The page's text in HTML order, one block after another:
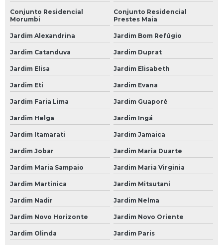
Borracharia 24 Horas no Morumbi
Borracharia 24 Horas SP
Borracheiro 24 Horas
Centro Automotivo
Mecânica Automotiva
Mecânica Automotiva em São Paulo
Mecânica Automotiva em SP
Mecânica Automotiva na Avenida do Estado
Mecânica Automotiva na Paulista
Mecânica Automotiva na Zona Leste
Mecânica Automotiva na Zona Norte
Mecânica Automotiva na Zona Oeste
Conjunto Residencial
Morumbi
Conjunto Residencial
Prestes Maia
Jardim Alexandrina Jardim Bom Refúgio
Jardim Catanduva Jardim Duprat
Jardim Elisa Jardim Elisabeth
Jardim Eti Jardim Evana
Jardim Faria Lima Jardim Guaporé
Jardim Helga Jardim Ingá
Jardim Itamarati Jardim Jamaica
Jardim Jobar Jardim Maria Duarte
Jardim Maria Sampaio Jardim Maria Virginia
Jardim Martinica Jardim Mitsutani
Jardim Nadir Jardim Nelma
Jardim Novo Horizonte Jardim Novo Oriente
Jardim Olinda Jardim Paris